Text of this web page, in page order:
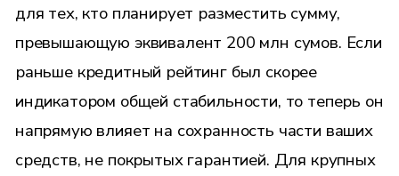
для тех, кто планирует разместить сумму,
превышающую эквивалент 200 млн сумов. Если
раньше кредитный рейтинг был скорее
индикатором общей стабильности, то теперь он
напрямую влияет на сохранность части ваших
средств, не покрытых гарантией. Для крупных